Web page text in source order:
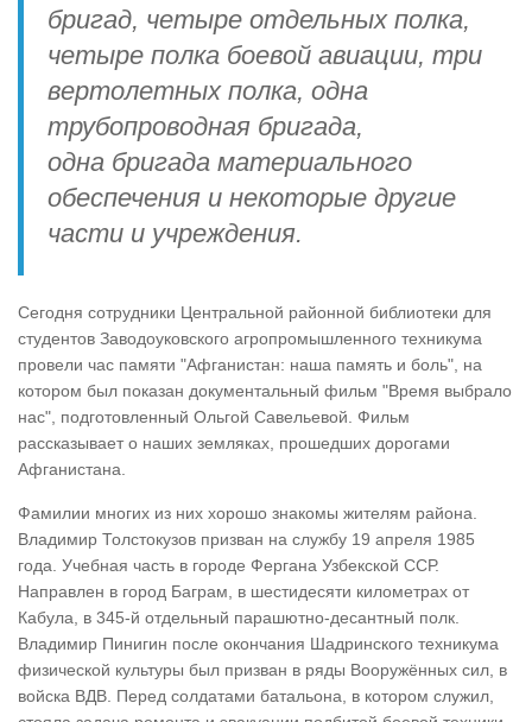
бригад, четыре отдельных полка,
четыре полка боевой авиации, три
вертолетных полка, одна
трубопроводная бригада,
одна бригада материального
обеспечения и некоторые другие
части и учреждения.
Сегодня сотрудники Центральной районной библиотеки для
студентов Заводоуковского агропромышленного техникума
провели час памяти "Афганистан: наша память и боль", на
котором был показан документальный фильм "Время выбрало
нас", подготовленный Ольгой Савельевой. Фильм
рассказывает о наших земляках, прошедших дорогами
Афганистана.
Фамилии многих из них хорошо знакомы жителям района.
Владимир Толстокузов призван на службу 19 апреля 1985
года. Учебная часть в городе Фергана Узбекской ССР.
Направлен в город Баграм, в шестидесяти километрах от
Кабула, в 345-й отдельный парашютно-десантный полк.
Владимир Пинигин после окончания Шадринского техникума
физической культуры был призван в ряды Вооружённых сил, в
войска ВДВ. Перед солдатами батальона, в котором служил,